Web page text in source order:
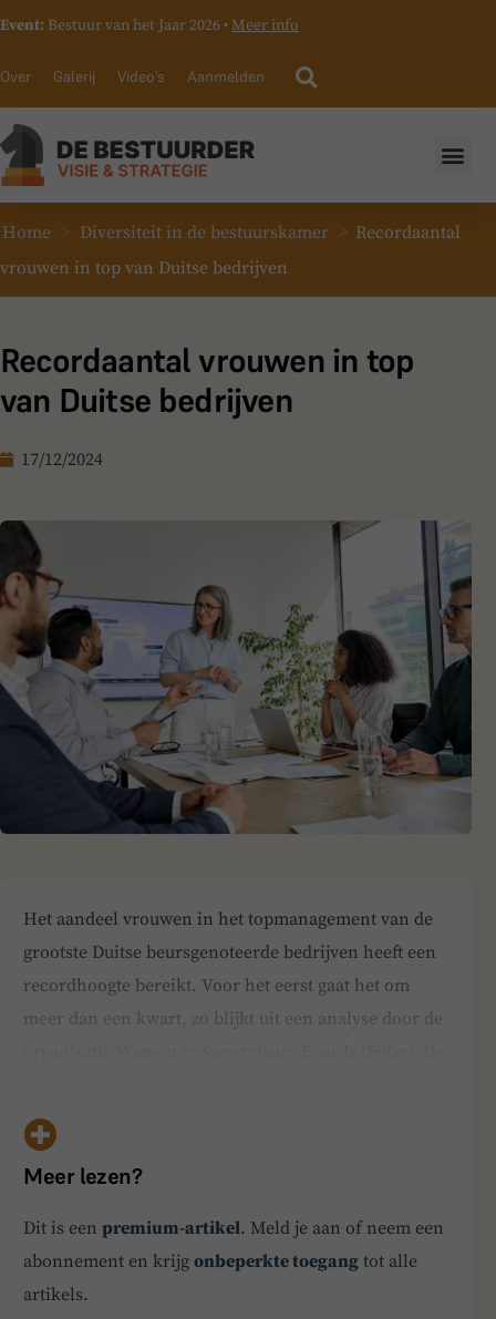
Event: Bestuur van het Jaar 2026 • Meer info
Over Galerij Video’s Aanmelden
Home > Diversiteit in de bestuurskamer > Recordaantal
vrouwen in top van Duitse bedrijven
Recordaantal vrouwen in top
van Duitse bedrijven
17/12/2024
Het aandeel vrouwen in het topmanagement van de
grootste Duitse beursgenoteerde bedrijven heeft een
recordhoogte bereikt. Voor het eerst gaat het om
meer dan een kwart, zo blijkt uit een analyse door de
van bestuur van de veertig bedrijven die opgenomen
zijn in de Dax-index, de belangrijkste in…
Meer lezen?
Dit is eenpremium-artikel. Meld je aan of neem een
abonnement en krijgonbeperkte toegang tot alle
artikels.
BoardBuddy